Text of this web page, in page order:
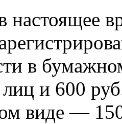
в
и 600
виде —